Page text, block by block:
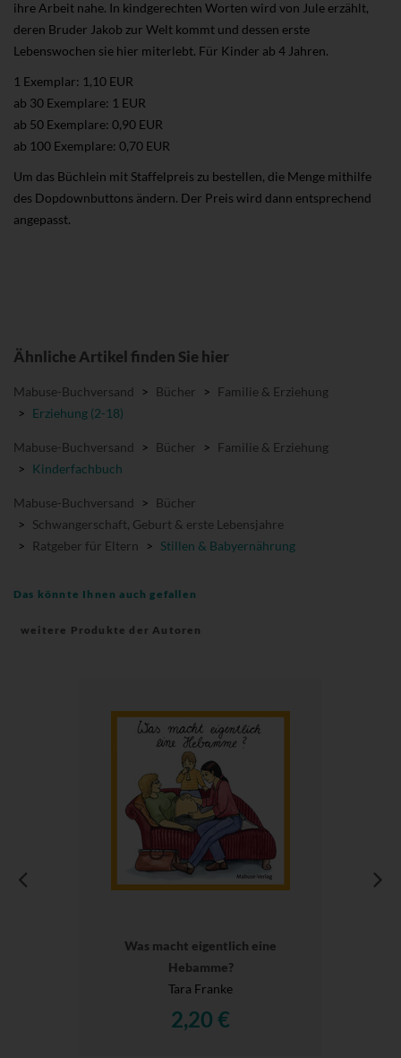
ihre Arbeit nahe. In kindgerechten Worten wird von Jule erzählt,
deren Bruder Jakob zur Welt kommt und dessen erste
Lebenswochen sie hier miterlebt. Für Kinder ab 4 Jahren.
1 Exemplar: 1,10 EUR
ab 30 Exemplare: 1 EUR
ab 50 Exemplare: 0,90 EUR
ab 100 Exemplare: 0,70 EUR
Um das Büchlein mit Staffelpreis zu bestellen, die Menge mithilfe
des Dopdownbuttons ändern. Der Preis wird dann entsprechend
angepasst.
Ähnliche Artikel finden Sie hier
Mabuse-Buchversand > Bücher > Familie & Erziehung
> Erziehung (2-18)
Mabuse-Buchversand > Bücher > Familie & Erziehung
> Kinderfachbuch
Mabuse-Buchversand > Bücher
> Schwangerschaft, Geburt & erste Lebensjahre
>
Ratgeber für Eltern > Stillen & Babyernährung
Das könnte Ihnen auch gefallen
weitere Produkte der Autoren
Was macht eigentlich eine
Hebamme?
Tara Franke
2,20 €